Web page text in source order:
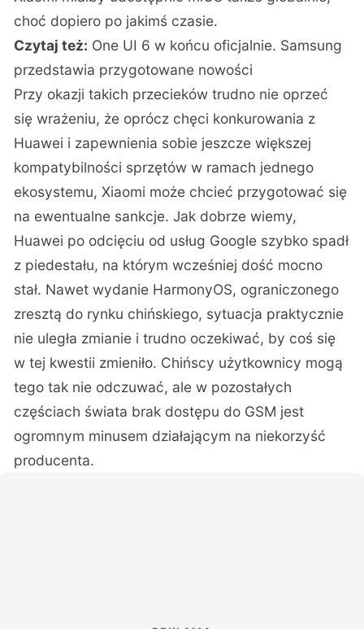
choć dopiero po jakimś czasie.
Czytaj też: One UI 6 w końcu oficjalnie. Samsung
przedstawia przygotowane nowości
Przy okazji takich przecieków trudno nie oprzeć
się wrażeniu, że oprócz chęci konkurowania z
Huawei i zapewnienia sobie jeszcze większej
kompatybilności sprzętów w ramach jednego
ekosystemu, Xiaomi może chcieć przygotować się
na ewentualne sankcje. Jak dobrze wiemy,
Huawei po odcięciu od usług Google szybko spadł
z piedestału, na którym wcześniej dość mocno
stał. Nawet wydanie HarmonyOS, ograniczonego
zresztą do rynku chińskiego, sytuacja praktycznie
nie uległa zmianie i trudno oczekiwać, by coś się
w tej kwestii zmieniło. Chińscy użytkownicy mogą
tego tak nie odczuwać, ale w pozostałych
częściach świata brak dostępu do GSM jest
ogromnym minusem działającym na niekorzyść
producenta.